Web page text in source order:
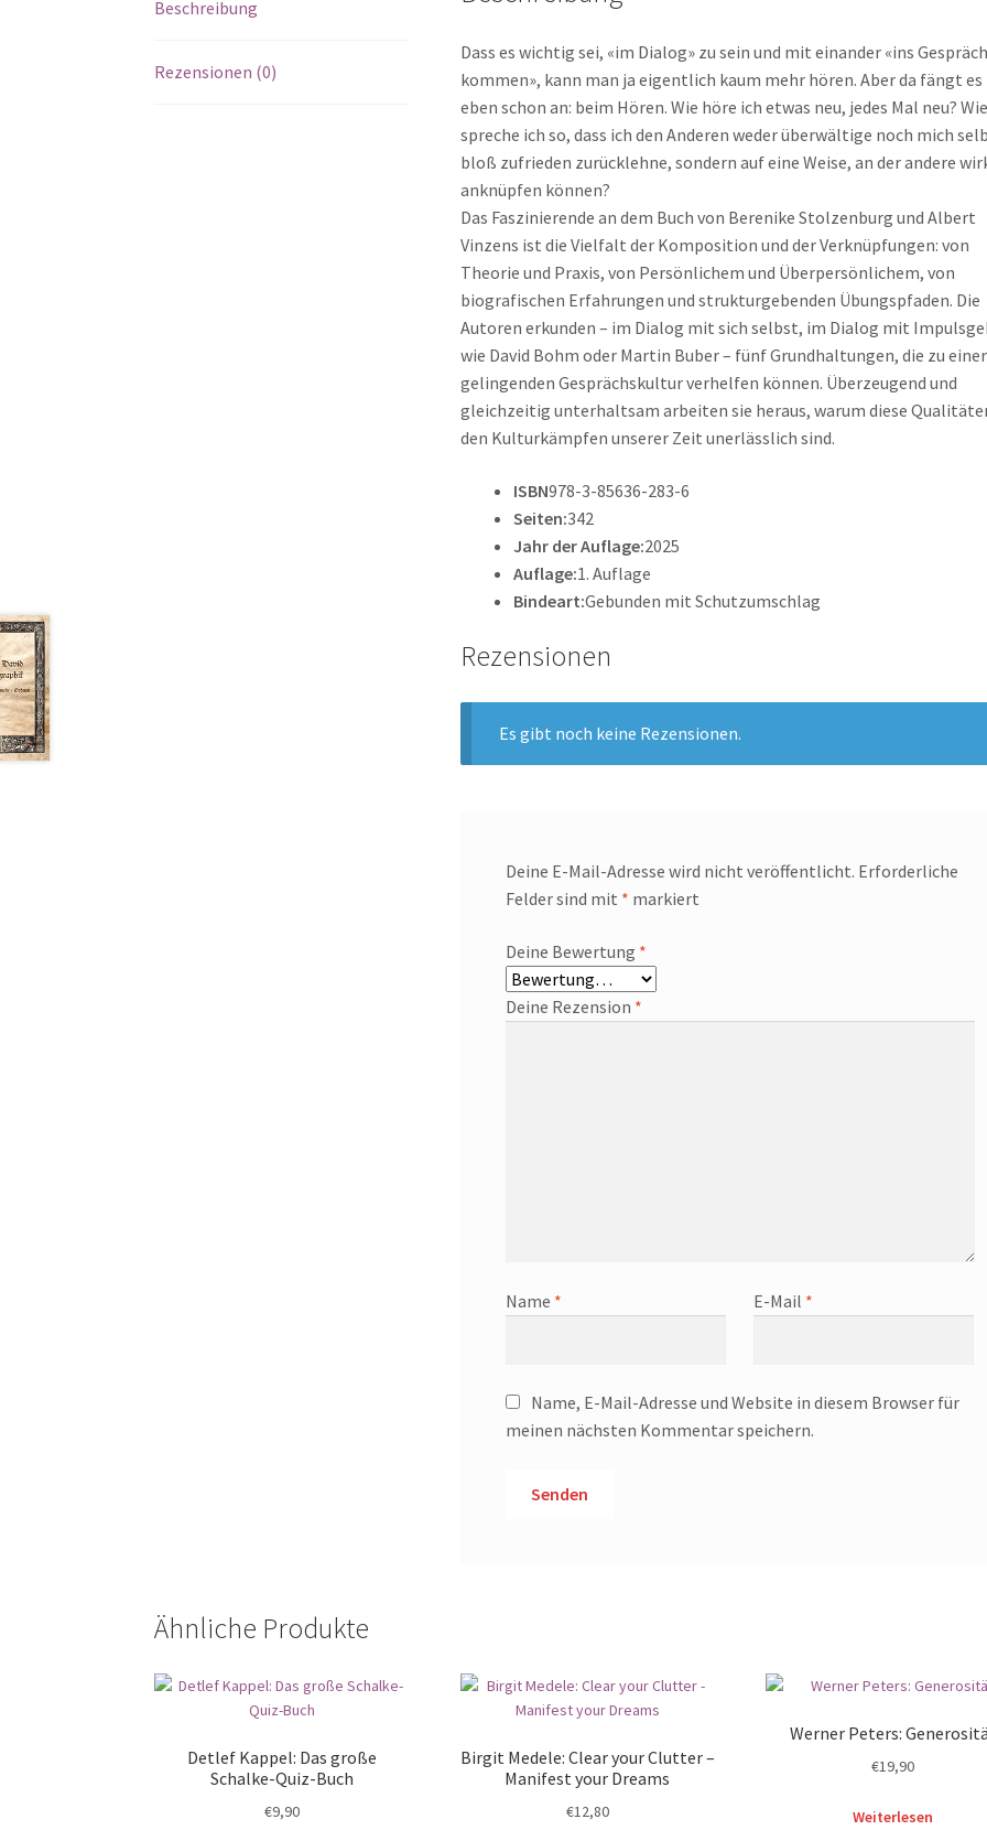
Dialog
fünf
Grundhaltungen
einer
neuen
Gesprächskultur
Menge
Beschreibung
Rezensionen (0)
Dass es wichtig sei, «im Dialog» zu sein und mit­ einander «ins
kommen», kann man ja eigentlich kaum mehr hören. Aber da fängt es
eben schon an: beim Hören. Wie höre ich etwas neu, jedes Mal neu? Wie
spreche ich so, dass ich den Anderen weder überwältige noch mich
bloß zufrieden zurücklehne, sondern auf eine Weise, an der andere
anknüpfen können?
Das Faszinierende an dem Buch von Berenike Stolzenburg und Albert
Vinzens ist die Vielfalt der Komposition und der Verknüpfungen: von
Theorie und Praxis, von Persönlichem und Überpersönlichem, von
biografischen Erfahrun­gen und strukturgebenden Übungspfaden. Die
Autoren erkunden – im Dialog mit sich selbst, im Dialog mit
wie David Bohm oder Martin Buber – fünf Grundhaltungen, die zu einer
gelingenden Gesprächskultur verhelfen können. Überzeugend und
gleichzeitig unter­haltsam arbeiten sie heraus, warum diese
den Kulturkämpfen unserer Zeit uner­lässlich sind.
ISBN978-3-85636-283-6
Seiten:342
Jahr der Auflage:2025
Auflage:1. Auflage
Bindeart:Gebunden mit Schutzumschlag
Rezensionen
Es gibt noch keine Rezensionen.
Deine E-Mail-Adresse wird nicht veröffentlicht. Erforderliche
Felder sind mit * markiert
Deine Bewertung *
Deine Rezension *
Name * E-Mail *
Name, E-Mail-Adresse und Website in diesem Browser für
meinen nächsten Kommentar speichern.
Ähnliche Produkte
Detlef Kappel: Das große
Schalke-Quiz-Buch
€9,90
Birgit Medele: Clear your Clutter –
Manifest your Dreams
€12,80
Werner Peters:
€19,90
Weiterlesen